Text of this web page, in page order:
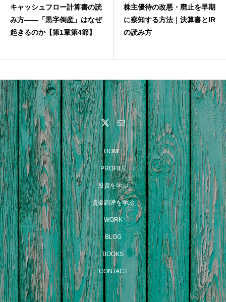
キャッシュフロー計算書の読
み方——「黒字倒産」はなぜ
起きるのか【第1章第4節】
株主優待の改悪・廃止を早期
に察知する方法｜決算書とIR
の読み方
HOME
PROFILE
投資を学ぶ
資金調達を学ぶ
WORK
BLOG
BOOKS
CONTACT